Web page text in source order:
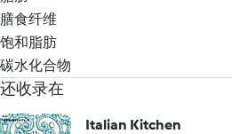
膳食纤维
饱和脂肪
碳水化合物
还收录在
Italian Kitchen